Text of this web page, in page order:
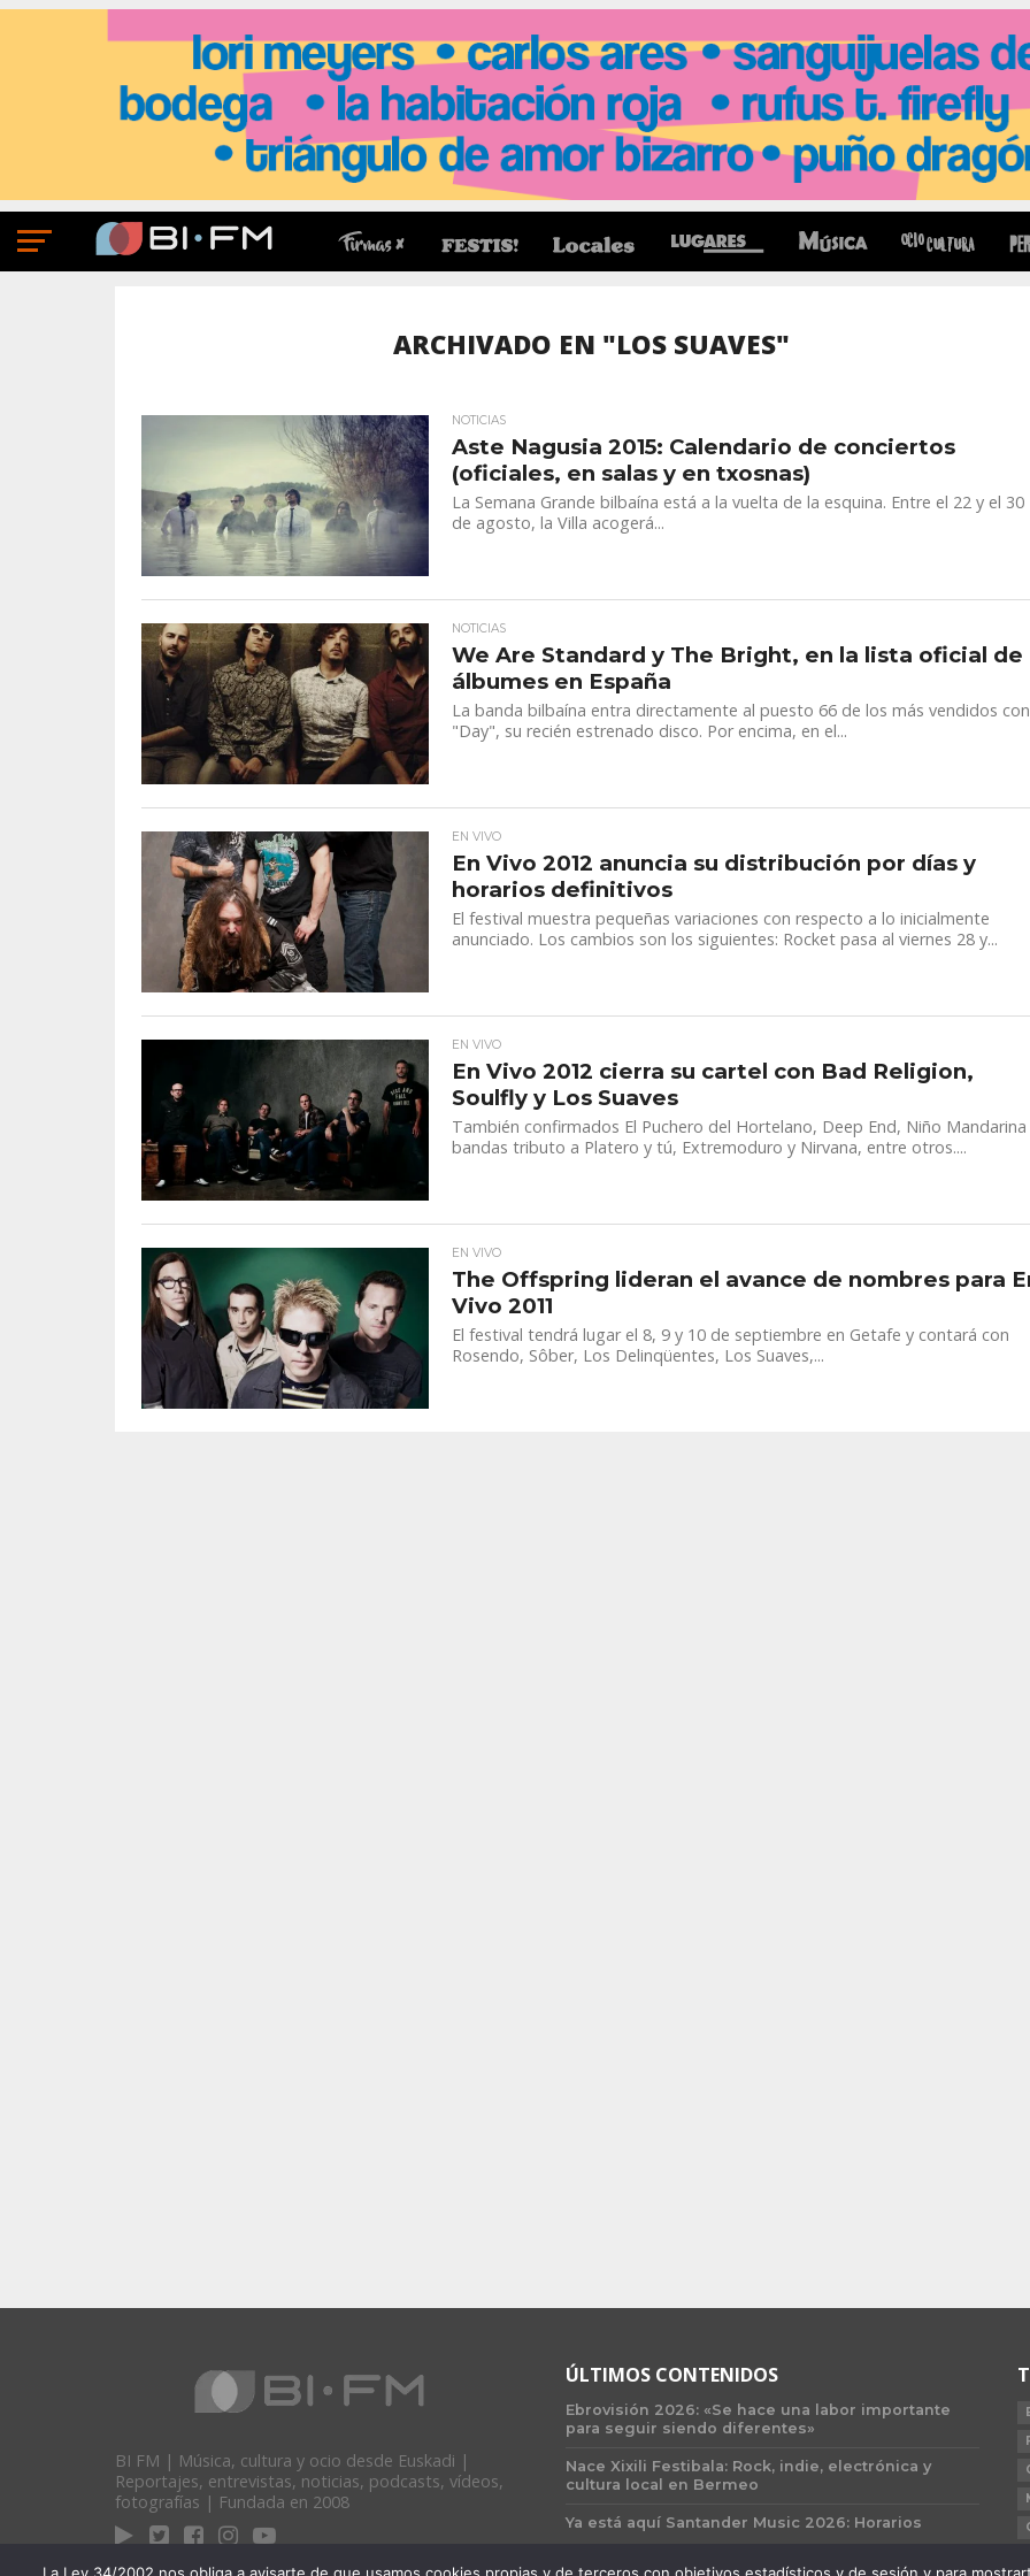
ARCHIVADO EN "LOS SUAVES"
NOTICIAS
Aste Nagusia 2015: Calendario de conciertos
(oficiales, en salas y en txosnas)
La Semana Grande bilbaína está a la vuelta de la esquina. Entre el 22 y el 30
de agosto, la Villa acogerá...
NOTICIAS
We Are Standard y The Bright, en la lista oficial de
álbumes en España
La banda bilbaína entra directamente al puesto 66 de los más vendidos con
"Day", su recién estrenado disco. Por encima, en el...
EN VIVO
En Vivo 2012 anuncia su distribución por días y
horarios definitivos
El festival muestra pequeñas variaciones con respecto a lo inicialmente
anunciado. Los cambios son los siguientes: Rocket pasa al viernes 28 y...
EN VIVO
En Vivo 2012 cierra su cartel con Bad Religion,
Soulfly y Los Suaves
También confirmados El Puchero del Hortelano, Deep End, Niño Mandarina
bandas tributo a Platero y tú, Extremoduro y Nirvana, entre otros....
EN VIVO
The Offspring lideran el avance de nombres para
Vivo 2011
El festival tendrá lugar el 8, 9 y 10 de septiembre en Getafe y contará con
Rosendo, Sôber, Los Delinqüentes, Los Suaves,...
BI FM | Música, cultura y ocio desde Euskadi |
Reportajes, entrevistas, noticias, podcasts, vídeos,
fotografías | Fundada en 2008
ÚLTIMOS CONTENIDOS
Ebrovisión 2026: «Se hace una labor importante
para seguir siendo diferentes»
Nace Xixili Festibala: Rock, indie, electrónica y
cultura local en Bermeo
Ya está aquí Santander Music 2026: Horarios